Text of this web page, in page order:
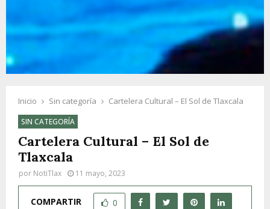
Inicio Sin categoría Cartelera Cultural – El Sol de Tlaxcala
SIN CATEGORÍA
Cartelera Cultural – El Sol de
Tlaxcala
por NotiTlax 11 mayo, 2023
COMPARTIR 0